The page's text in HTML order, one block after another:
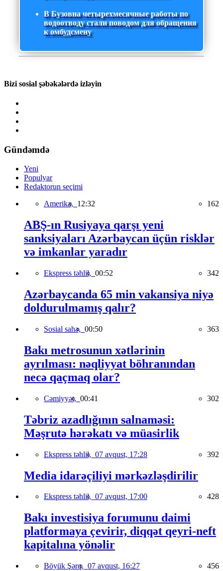
В Бузовна четырехмесячные работы по
водоотводу стали поводом для обращения
к омбудсмену
Bizi sosial şəbəkələrdə izləyin
Gündəmdə
Yeni
Populyar
Redaktorun seçimi
Amerika, 12:32 162
ABŞ-ın Rusiyaya qarşı yeni
sanksiyaları Azərbaycan üçün risklər
və imkanlar yaradır
Ekspress təhlil, 00:52 342
Azərbaycanda 65 min vakansiya niyə
doldurulmamış qalır?
Sosial sahə, 00:50 363
Bakı metrosunun xətlərinin
ayrılması: nəqliyyat böhranından
necə qaçmaq olar?
Cəmiyyət, 00:41 302
Təbriz azadlığının salnaməsi:
Məşrutə hərəkatı və müasirlik
Ekspress təhlil, 07 avqust, 17:28 392
Media idarəçiliyi mərkəzləşdirilir
Ekspress təhlil, 07 avqust, 17:00 428
Bakı investisiya forumunu daimi
platformaya çevirir, diqqət qeyri-neft
kapitalına yönəlir
Böyük Şərq, 07 avqust, 16:27 456